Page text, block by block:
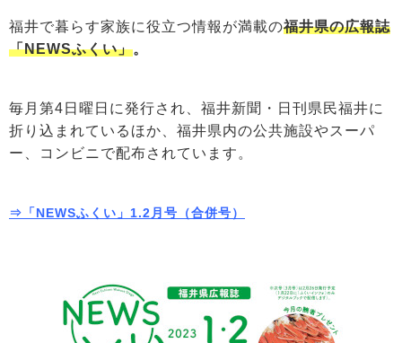
福井で暮らす家族に役立つ情報が満載の福井県の広報誌
「NEWSふくい」。
毎月第4日曜日に発行され、福井新聞・日刊県民福井に
折り込まれているほか、福井県内の公共施設やスーパ
ー、コンビニで配布されています。
⇒「NEWSふくい」1.2月号（合併号）